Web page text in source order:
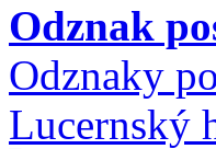
Odznak
Odznaky
Lucernský